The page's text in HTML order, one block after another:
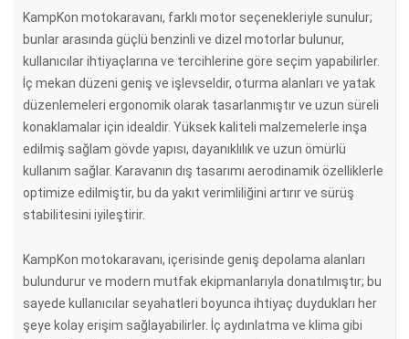
KampKon motokaravanı, farklı motor seçenekleriyle sunulur;
bunlar arasında güçlü benzinli ve dizel motorlar bulunur,
kullanıcılar ihtiyaçlarına ve tercihlerine göre seçim yapabilirler.
İç mekan düzeni geniş ve işlevseldir, oturma alanları ve yatak
düzenlemeleri ergonomik olarak tasarlanmıştır ve uzun süreli
konaklamalar için idealdir. Yüksek kaliteli malzemelerle inşa
edilmiş sağlam gövde yapısı, dayanıklılık ve uzun ömürlü
kullanım sağlar. Karavanın dış tasarımı aerodinamik özelliklerle
optimize edilmiştir, bu da yakıt verimliliğini artırır ve sürüş
stabilitesini iyileştirir.
KampKon motokaravanı, içerisinde geniş depolama alanları
bulundurur ve modern mutfak ekipmanlarıyla donatılmıştır; bu
sayede kullanıcılar seyahatleri boyunca ihtiyaç duydukları her
şeye kolay erişim sağlayabilirler. İç aydınlatma ve klima gibi